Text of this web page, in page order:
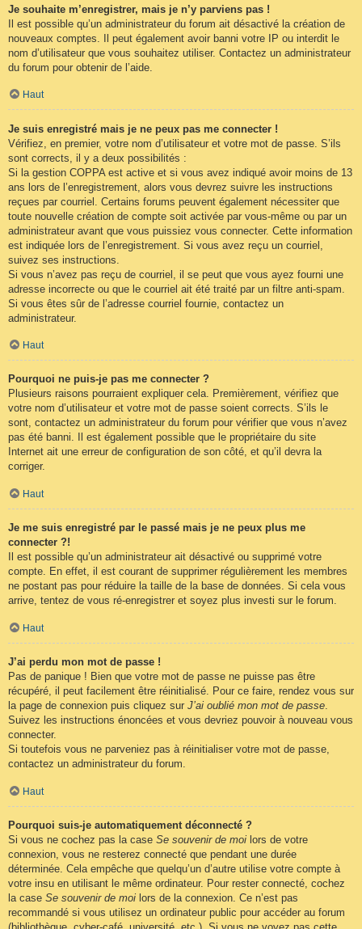
Je souhaite m’enregistrer, mais je n’y parviens pas !
Il est possible qu’un administrateur du forum ait désactivé la création de
nouveaux comptes. Il peut également avoir banni votre IP ou interdit le
nom d’utilisateur que vous souhaitez utiliser. Contactez un administrateur
du forum pour obtenir de l’aide.
Haut
Je suis enregistré mais je ne peux pas me connecter !
Vérifiez, en premier, votre nom d’utilisateur et votre mot de passe. S’ils
sont corrects, il y a deux possibilités :
Si la gestion COPPA est active et si vous avez indiqué avoir moins de 13
ans lors de l’enregistrement, alors vous devrez suivre les instructions
reçues par courriel. Certains forums peuvent également nécessiter que
toute nouvelle création de compte soit activée par vous-même ou par un
administrateur avant que vous puissiez vous connecter. Cette information
est indiquée lors de l’enregistrement. Si vous avez reçu un courriel,
suivez ses instructions.
Si vous n’avez pas reçu de courriel, il se peut que vous ayez fourni une
adresse incorrecte ou que le courriel ait été traité par un filtre anti-spam.
Si vous êtes sûr de l’adresse courriel fournie, contactez un
administrateur.
Haut
Pourquoi ne puis-je pas me connecter ?
Plusieurs raisons pourraient expliquer cela. Premièrement, vérifiez que
votre nom d’utilisateur et votre mot de passe soient corrects. S’ils le
sont, contactez un administrateur du forum pour vérifier que vous n’avez
pas été banni. Il est également possible que le propriétaire du site
Internet ait une erreur de configuration de son côté, et qu’il devra la
corriger.
Haut
Je me suis enregistré par le passé mais je ne peux plus me
connecter ?!
Il est possible qu’un administrateur ait désactivé ou supprimé votre
compte. En effet, il est courant de supprimer régulièrement les membres
ne postant pas pour réduire la taille de la base de données. Si cela vous
arrive, tentez de vous ré-enregistrer et soyez plus investi sur le forum.
Haut
J’ai perdu mon mot de passe !
Pas de panique ! Bien que votre mot de passe ne puisse pas être
récupéré, il peut facilement être réinitialisé. Pour ce faire, rendez vous sur
la page de connexion puis cliquez sur J’ai oublié mon mot de passe.
Suivez les instructions énoncées et vous devriez pouvoir à nouveau vous
connecter.
Si toutefois vous ne parveniez pas à réinitialiser votre mot de passe,
contactez un administrateur du forum.
Haut
Pourquoi suis-je automatiquement déconnecté ?
Si vous ne cochez pas la case Se souvenir de moi lors de votre
connexion, vous ne resterez connecté que pendant une durée
déterminée. Cela empêche que quelqu’un d’autre utilise votre compte à
votre insu en utilisant le même ordinateur. Pour rester connecté, cochez
la case Se souvenir de moi lors de la connexion. Ce n’est pas
recommandé si vous utilisez un ordinateur public pour accéder au forum